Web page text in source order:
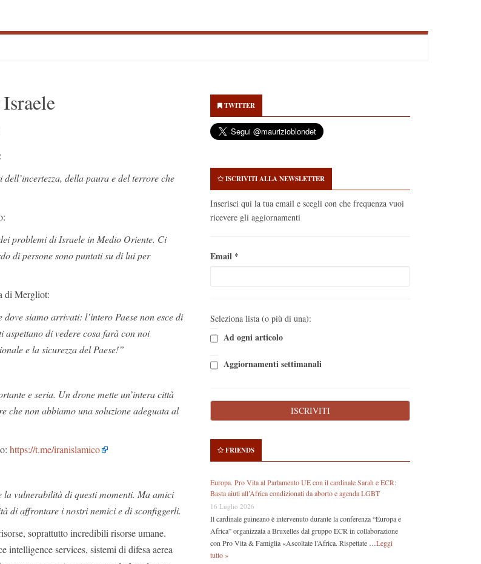
della paura e del terrore che
problemi di Israele in Medio Oriente. Ci
di persone sono puntati su di lui per
di Mergliot:
siamo arrivati: l’intero Paese non esce di
di vedere cosa farà con noi
e la sicurezza del Paese!”
e seria. Un drone mette un’intera città
che non abbiamo una soluzione adeguata al
https://t.me/iranislamico
la vulnerabilità di questi momenti. Ma amici
di affrontare i nostri nemici e di sconfiggerli.
soprattutto incredibili risorse umane.
services, sistemi di difesa aerea
Sidebar
TWITTER
ISCRIVITI ALLA NEWSLETTER
Inserisci qui la tua email e scegli con che frequenza vuoi
ricevere gli aggiornamenti
Email *
Seleziona lista (o più di una):
Ad ogni articolo
Aggiornamenti settimanali
FRIENDS
Europa. Pro Vita al Parlamento UE con il cardinale Sarah e ECR:
Basta aiuti all’Africa condizionati da aborto e agenda LGBT
16 Luglio 2026
Il cardinale guineano è intervenuto durante la conferenza “Europa e
Africa” organizzata a Bruxelles dal gruppo ECR in collaborazione
con Pro Vita & Famiglia «Ascoltate l’Africa. Rispettate … Leggi
tutto »